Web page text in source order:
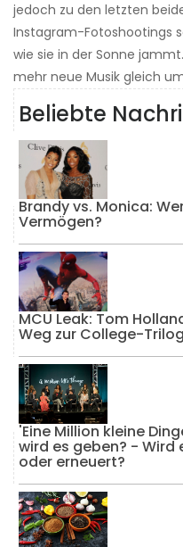
jedoch zu den letzten
Instagram-Fotoshootings
wie sie in der Sonne
mehr neue Musik gleich
Beliebte
Brandy vs. Monica:
Vermögen?
MCU Leak: Tom
Weg zur College-
'Eine Million kleine
wird es geben? -
oder erneuert?